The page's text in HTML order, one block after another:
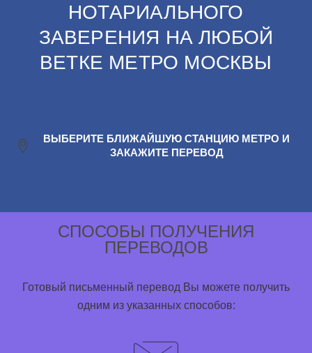
НОТАРИАЛЬНОГО
ЗАВЕРЕНИЯ НА ЛЮБОЙ
ВЕТКЕ МЕТРО МОСКВЫ
ВЫБЕРИТЕ БЛИЖАЙШУЮ СТАНЦИЮ МЕТРО И
ЗАКАЖИТЕ ПЕРЕВОД
СПОСОБЫ ПОЛУЧЕНИЯ
ПЕРЕВОДОВ
Готовый письменный перевод Вы можете получить
одним из указанных способов: